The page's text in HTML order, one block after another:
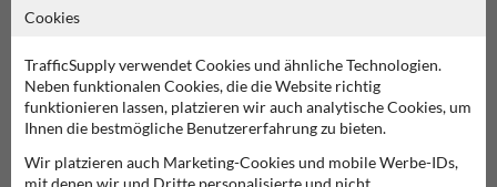
Cookies
TrafficSupply verwendet Cookies und ähnliche Technologien.
Neben funktionalen Cookies, die die Website richtig
funktionieren lassen, platzieren wir auch analytische Cookies, um
Ihnen die bestmögliche Benutzererfahrung zu bieten.
Wir platzieren auch Marketing-Cookies und mobile Werbe-IDs,
mit denen wir und Dritte personalisierte und nicht